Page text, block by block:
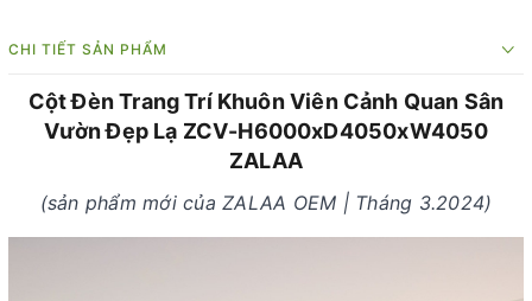
CHI TIẾT SẢN PHẨM
Cột Đèn Trang Trí Khuôn Viên Cảnh Quan Sân
Vườn Đẹp Lạ ZCV-H6000xD4050xW4050
ZALAA
(sản phẩm mới của ZALAA OEM | Tháng 3.2024)